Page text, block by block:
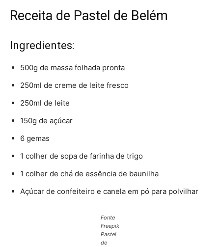
Receita de Pastel de Belém
Ingredientes:
500g de massa folhada pronta
250ml de creme de leite fresco
250ml de leite
150g de açúcar
6 gemas
1 colher de sopa de farinha de trigo
1 colher de chá de essência de baunilha
Açúcar de confeiteiro e canela em pó para polvilhar
Fonte
Freepik
Pastel
de